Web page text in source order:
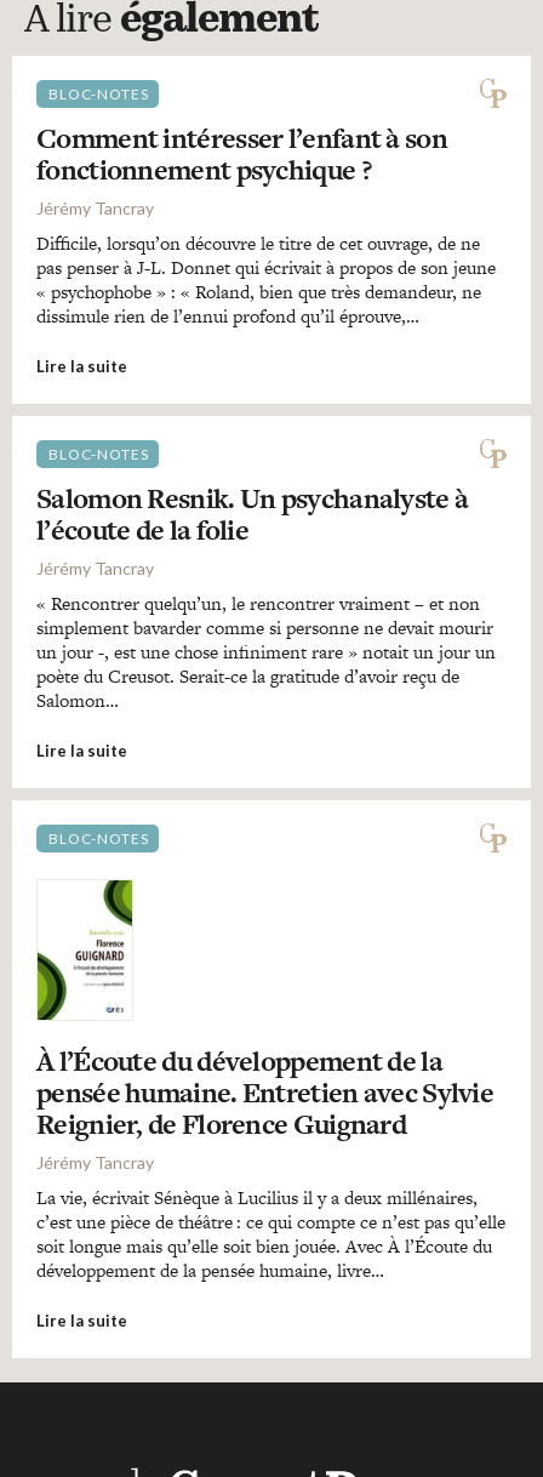
A lire également
BLOC-NOTES
Comment intéresser l’enfant à son
fonctionnement psychique ?
Jérémy Tancray
Difficile, lorsqu’on découvre le titre de cet ouvrage, de ne
pas penser à J-L. Donnet qui écrivait à propos de son jeune
« psychophobe » : « Roland, bien que très demandeur, ne
dissimule rien de l’ennui profond qu’il éprouve,…
Lire la suite
BLOC-NOTES
Salomon Resnik. Un psychanalyste à
l’écoute de la folie
Jérémy Tancray
« Rencontrer quelqu’un, le rencontrer vraiment – et non
simplement bavarder comme si personne ne devait mourir
un jour -, est une chose infiniment rare » notait un jour un
poète du Creusot. Serait-ce la gratitude d’avoir reçu de
Salomon…
Lire la suite
BLOC-NOTES
À l’Écoute du développement de la
pensée humaine. Entretien avec Sylvie
Reignier, de Florence Guignard
Jérémy Tancray
La vie, écrivait Sénèque à Lucilius il y a deux millénaires,
c’est une pièce de théâtre : ce qui compte ce n’est pas qu’elle
soit longue mais qu’elle soit bien jouée. Avec À l’Écoute du
développement de la pensée humaine, livre…
Lire la suite